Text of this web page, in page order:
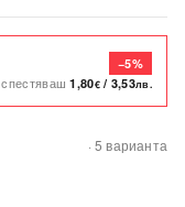
−5%
спестяваш1,80€/ 3,53лв.
· 5 варианта